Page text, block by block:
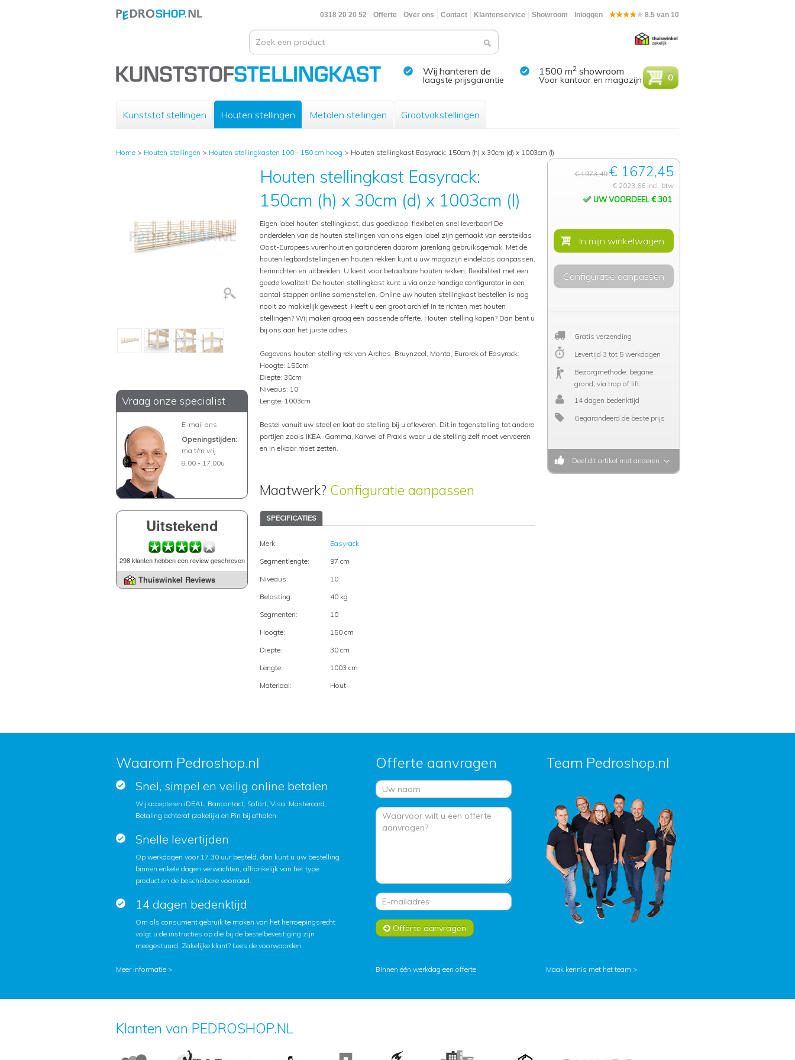
0318 20 20 52 Offerte Over ons Contact Klantenservice Showroom Inloggen 8.5 van 10
Wij hanteren de
laagste prijsgarantie
1500 m2 showroom
Voor kantoor en magazijn 0
Kunststof stellingen Houten stellingen Metalen stellingen Grootvakstellingen
Home > Houten stellingen > Houten stellingkasten 100 - 150 cm hoog > Houten stellingkast Easyrack: 150cm (h) x 30cm (d) x 1003cm (l)
Vraag onze specialist
E-mail ons
Openingstijden:
ma t/m vrij
8.00 - 17.00u
Uitstekend
298 klanten hebben een review geschreven
Thuiswinkel Reviews
Houten stellingkast Easyrack:
150cm (h) x 30cm (d) x 1003cm (l)
Eigen label houten stellingkast, dus goedkoop, flexibel en snel leverbaar! De
onderdelen van de houten stellingen van ons eigen label zijn gemaakt van eersteklas
Oost-Europees vurenhout en garanderen daarom jarenlang gebruiksgemak. Met de
houten legbordstellingen en houten rekken kunt u uw magazijn eindeloos aanpassen,
herinrichten en uitbreiden. U kiest voor betaalbare houten rekken, flexibiliteit met een
goede kwaliteit! De houten stellingkast kunt u via onze handige configurator in een
aantal stappen online samenstellen. Online uw houten stellingkast bestellen is nog
nooit zo makkelijk geweest. Heeft u een groot archief in te richten met houten
stellingen? Wij maken graag een passende offerte. Houten stelling kopen? Dan bent u
bij ons aan het juiste adres.
Gegevens houten stelling rek van Archos, Bruynzeel, Monta, Eurorek of Easyrack:
Hoogte: 150cm
Diepte: 30cm
Niveaus: 10
Lengte: 1003cm
Bestel vanuit uw stoel en laat de stelling bij u afleveren. Dit in tegenstelling tot andere
partijen zoals IKEA, Gamma, Karwei of Praxis waar u de stelling zelf moet vervoeren
en in elkaar moet zetten.
Maatwerk? Configuratie aanpassen
SPECIFICATIES
Merk:
Easyrack
Segmentlengte:
97 cm
Niveaus:
10
Belasting:
40 kg
Segmenten:
10
Hoogte:
150 cm
Diepte:
30 cm
Lengte:
1003 cm
Materiaal:
Hout
€ 1973,49 € 1672,45
€ 2023,66 incl. btw
UW VOORDEEL € 301
Configuratie aanpassen
Gratis verzending
Levertijd 3 tot 5 werkdagen
Bezorgmethode: begane
grond, via trap of lift
14 dagen bedenktijd
Gegarandeerd de beste prijs
Deel dit artikel met anderen
Waarom Pedroshop.nl
Snel, simpel en veilig online betalen
Wij accepteren iDEAL, Bancontact, Sofort, Visa, Mastercard,
Betaling achteraf (zakelijk) en Pin bij afhalen.
Snelle levertijden
Op werkdagen voor 17.30 uur besteld, dan kunt u uw bestelling
binnen enkele dagen verwachten, afhankelijk van het type
product en de beschikbare voorraad.
14 dagen bedenktijd
Om als consument gebruik te maken van het herroepingsrecht
volgt u de instructies op die bij de bestelbevestiging zijn
meegestuurd. Zakelijke klant? Lees de voorwaarden.
Offerte aanvragen
Offerte aanvragen
Team Pedroshop.nl
Meer informatie > Binnen één werkdag een offerte Maak kennis met het team >
Klanten van PEDROSHOP.NL